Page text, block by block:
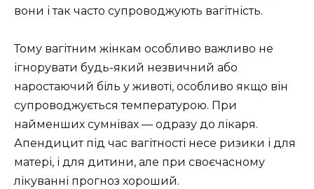
вони і так часто супроводжують вагітність.
Тому вагітним жінкам особливо важливо не
ігнорувати будь-який незвичний або
наростаючий біль у животі, особливо якщо він
супроводжується температурою. При
найменших сумнівах — одразу до лікаря.
Апендицит під час вагітності несе ризики і для
матері, і для дитини, але при своєчасному
лікуванні прогноз хороший.